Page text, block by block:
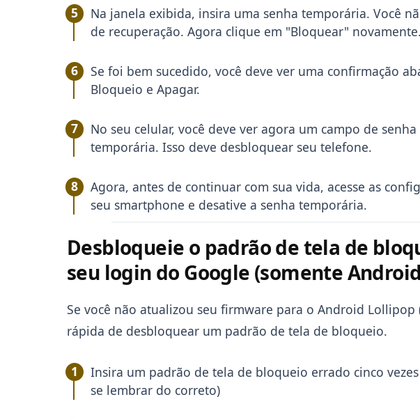
Na janela exibida, insira uma senha temporária. Você
de recuperação. Agora clique em "Bloquear" novamente.
Se foi bem sucedido, você deve ver uma confirmação
Bloqueio e Apagar.
No seu celular, você deve ver agora um campo de
temporária. Isso deve desbloquear seu telefone.
Agora, antes de continuar com sua vida, acesse as
seu smartphone e desative a senha temporária.
Desbloqueie o padrão de tela de
seu login do Google (somente
Se você não atualizou seu firmware para o Android Lollipop
rápida de desbloquear um padrão de tela de bloqueio.
Insira um padrão de tela de bloqueio errado cinco
se lembrar do correto)